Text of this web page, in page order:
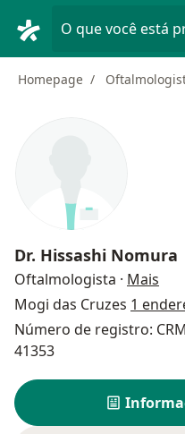
O que você está
Homepage
Dr. Hissashi Nomura
Oftalmologista · Mais
Mogi das Cruzes 1
Número de registro: CRM
41353